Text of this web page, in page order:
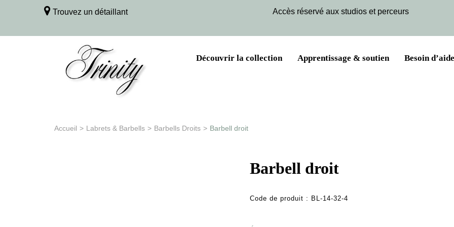
Trouvez un détaillant Accès réservé aux studios et perceurs
Découvrir la collection Apprentissage & soutien Besoin
Accueil > Labrets & Barbells > Barbells Droits > Barbell droit
Barbell droit
Code de produit : BL-14-32-4